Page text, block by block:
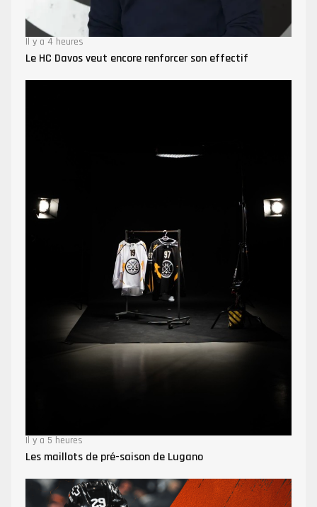
Il y a 4 heures
Le HC Davos veut encore renforcer son effectif
Il y a 5 heures
Les maillots de pré-saison de Lugano